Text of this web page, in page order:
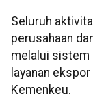
Seluruh
perusahaan
melalui sistem
layanan
Kemenkeu.